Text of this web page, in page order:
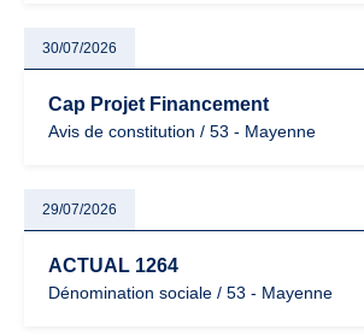
30/07/2026
Cap Projet Financement
Avis de constitution / 53 - Mayenne
29/07/2026
ACTUAL 1264
Dénomination sociale / 53 - Mayenne